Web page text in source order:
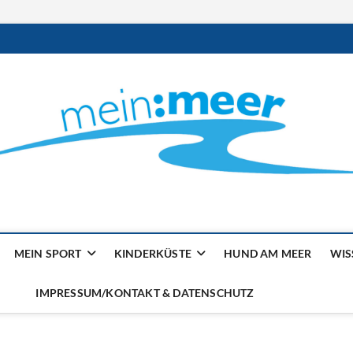
MEIN SPORT KINDERKÜSTE HUND AM MEER
IMPRESSUM/KONTAKT & DATENSCHUTZ